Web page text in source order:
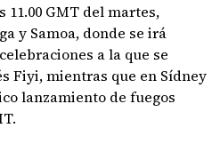
11.00 GMT del martes,
y Samoa, donde se irá
a la que se
Fiyi, mientras que en Sídney
lanzamiento de fuegos